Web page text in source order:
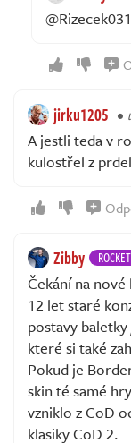
jirku1205
A jestli teda v
kulostřel z
Zibby
Čekání na
12 let staré
postavy
které si také
Pokud je
skin té samé
vzniklo z CoD
klasiky CoD 2.